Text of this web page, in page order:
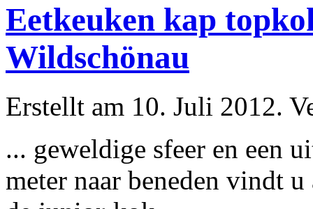
Eetkeuken kap
Wildschönau
Erstellt am 10. Juli 2012.
... geweldige sfeer en
meter naar beneden vindt